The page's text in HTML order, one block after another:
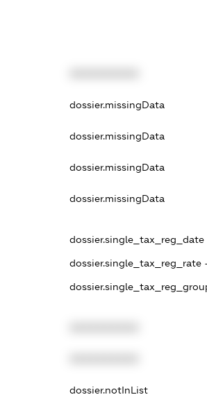
dossier.missingData
dossier.missingData
dossier.missingData
dossier.missingData
dossier.single_tax_reg_date -
dossier.single_tax_reg_rate
dossier.notInList